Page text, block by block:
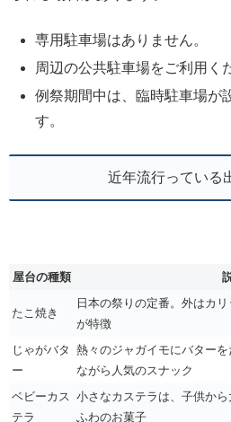
専用駐車場はありません。
周辺の公共駐車場をご利用く
例祭期間中は、臨時駐車場が
す。
近年流行っている
屋台の種類
たこ焼き
日本の祭りの定番。外はカ
が特徴
じゃがバタ
ー
熱々のジャガイモにバター
ながら人気のスナック
ベビーカス
テラ
小さなカステラは、子供か
ふわのお菓子